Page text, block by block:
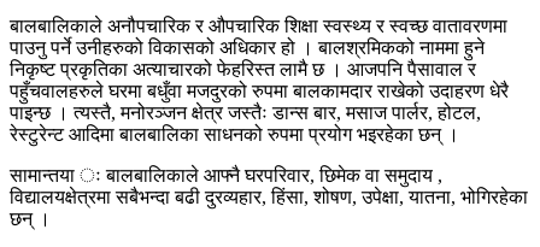
बालबालिकाले अनौपचारिक र औपचारिक शिक्षा स्वस्थ्य र स्वच्छ वातावरणमा
पाउनु पर्ने उनीहरुको विकासको अधिकार हो । बालश्रमिकको नाममा हुने
निकृष्ट प्रकृतिका अत्याचारको फेहरिस्त लामै छ । आजपनि पैसावाल र
पहुँचवालहरुले घरमा बधुँवा मजदुरको रुपमा बालकामदार राखेको उदाहरण धेरै
पाइन्छ । त्यस्तै, मनोरञ्जन क्षेत्र जस्तैः डान्स बार, मसाज पार्लर, होटल,
रेस्टुरेन्ट आदिमा बालबालिका साधनको रुपमा प्रयोग भइरहेका छन् ।
सामान्तया ः बालबालिकाले आफ्नै घरपरिवार, छिमेक वा समुदाय ,
विद्यालयक्षेत्रमा सबैभन्दा बढी दुरव्यहार, हिंसा, शोषण, उपेक्षा, यातना, भोगिरहेका
छन् ।